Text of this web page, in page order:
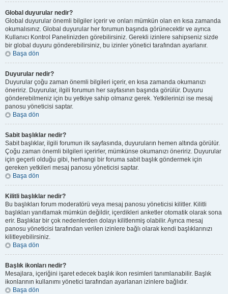
Global duyurular nedir?
Global duyurular önemli bilgiler içerir ve onları mümkün olan en kısa zamanda
okumalısınız. Global duyurular her forumun başında görünecektir ve ayrıca
Kullanıcı Kontrol Panelinizden görebilirsiniz. Gerekli izinlere sahipseniz sizde
bir global duyuru gönderebilirsiniz, bu izinler yönetici tarafından ayarlanır.
Başa dön
Duyurular nedir?
Duyurular çoğu zaman önemli bilgileri içerir, en kısa zamanda okumanızı
öneririz. Duyurular, ilgili forumun her sayfasının başında görülür. Duyuru
gönderebilmeniz için bu yetkiye sahip olmanız gerek. Yetkilerinizi ise mesaj
panosu yöneticisi saptar.
Başa dön
Sabit başlıklar nedir?
Sabit başlıklar, ilgili forumun ilk sayfasında, duyuruların hemen altında görülür.
Çoğu zaman önemli bilgileri içerirler, mümkünse okumanızı öneririz. Duyurular
için geçerli olduğu gibi, herhangi bir foruma sabit başlık göndermek için
gereken yetkileri mesaj panosu yöneticisi saptar.
Başa dön
Kilitli başlıklar nedir?
Bu başlıkları forum moderatörü veya mesaj panosu yöneticisi kilitler. Kilitli
başlıkları yanıtlamak mümkün değildir, içerdikleri anketler otomatik olarak sona
erir. Başlıklar bir çok nedenlerden dolayı kilitlenmiş olabilir. Ayrıca mesaj
panosu yöneticisi tarafından verilen izinlere bağlı olarak kendi başlıklarınızı
kilitleyebilirsiniz.
Başa dön
Başlık ikonları nedir?
Mesajlara, içeriğini işaret edecek başlık ikon resimleri tanımlanabilir. Başlık
ikonlarının kullanımı yönetici tarafından ayarlanan izinlere bağlıdır.
Başa dön